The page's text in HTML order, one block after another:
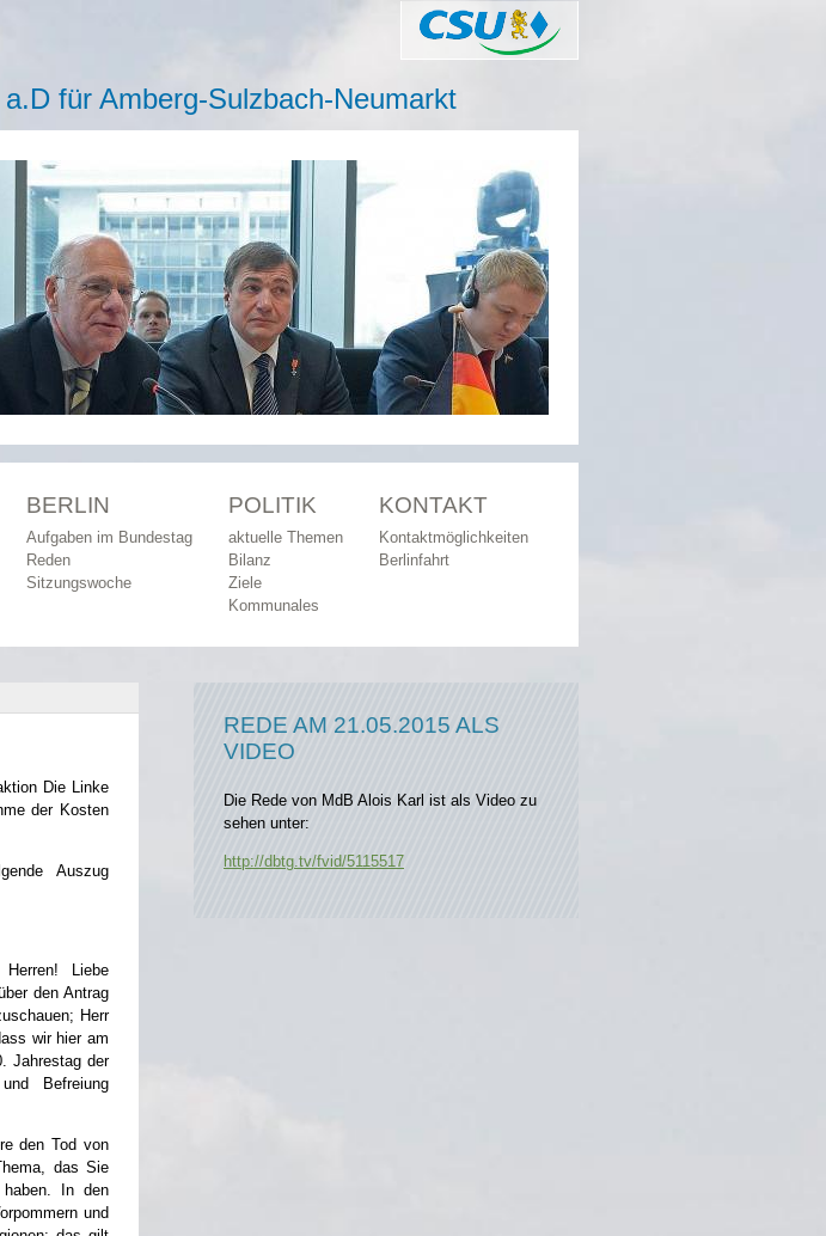
für Amberg-Sulzbach-Neumarkt
BERLIN
Aufgaben im Bundestag
Reden
Sitzungswoche
POLITIK
aktuelle Themen
Bilanz
Ziele
Kommunales
KONTAKT
Kontaktmöglichkeiten
Berlinfahrt
Die Linke
der Kosten
Auszug
Liebe
den Antrag
Herr
wir hier am
Jahrestag der
Befreiung
den Tod von
das Sie
In den
und
REDE AM 21.05.2015 ALS
VIDEO
Die Rede von MdB Alois Karl ist als Video zu
sehen unter:
http://dbtg.tv/fvid/5115517